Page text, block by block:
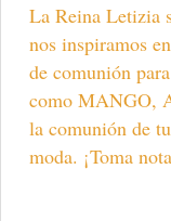
La Reina Letizia
nos inspiramos
de comunión
como MANGO,
la comunión de
moda. ¡Toma